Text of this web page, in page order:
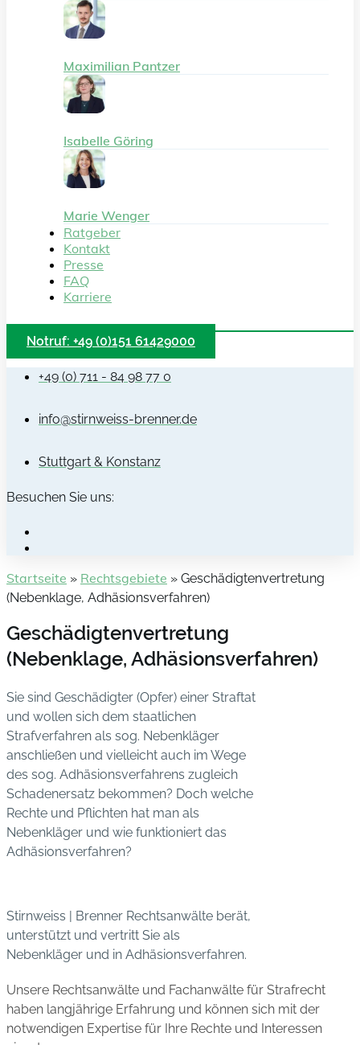
Maximilian Pantzer
Isabelle Göring
Marie Wenger
Ratgeber
Kontakt
Presse
FAQ
Karriere
Notruf: +49 (0)151 61429000
+49 (0) 711 - 84 98 77 0
info@stirnweiss-brenner.de
Stuttgart & Konstanz
Besuchen Sie uns:
Startseite » Rechtsgebiete » Geschädigtenvertretung
(Nebenklage, Adhäsionsverfahren)
Geschädigten­vertretung
(Nebenklage, Adhäsions­verfahren)
Sie sind Geschädigter (Opfer) einer Straftat
und wollen sich dem staatlichen
Strafverfahren als sog. Nebenkläger
anschließen und vielleicht auch im Wege
des sog. Adhäsionsverfahrens zugleich
Schadenersatz bekommen? Doch welche
Rechte und Pflichten hat man als
Nebenkläger und wie funktioniert das
Adhäsionsverfahren?
Stirnweiss | Brenner Rechtsanwälte berät,
unterstützt und vertritt Sie als
Nebenkläger und in Adhäsionsverfahren.
Unsere Rechtsanwälte und Fachanwälte für Strafrecht
haben langjährige Erfahrung und können sich mit der
notwendigen Expertise für Ihre Rechte und Interessen